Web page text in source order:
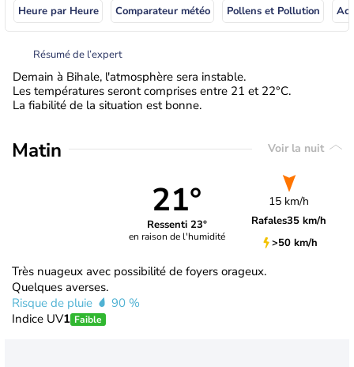
Heure par Heure Comparateur météo Pollens et Pollution
Résumé de l’expert
Demain à Bihale, l'atmosphère sera instable.
Les températures seront comprises entre 21 et 22°C.
La fiabilité de la situation est bonne.
Matin Voir la nuit
21°
Ressenti 23°
en raison de l'humidité
15 km/h
Rafales35 km/h
>50 km/h
Très nuageux avec possibilité de foyers orageux.
Quelques averses.
Risque de pluie
90 %
Indice UV1 Faible